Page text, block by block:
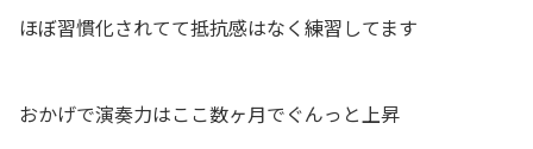
ほぼ習慣化されてて抵抗感はなく練習してます
おかげで演奏力はここ数ヶ月でぐんっと上昇